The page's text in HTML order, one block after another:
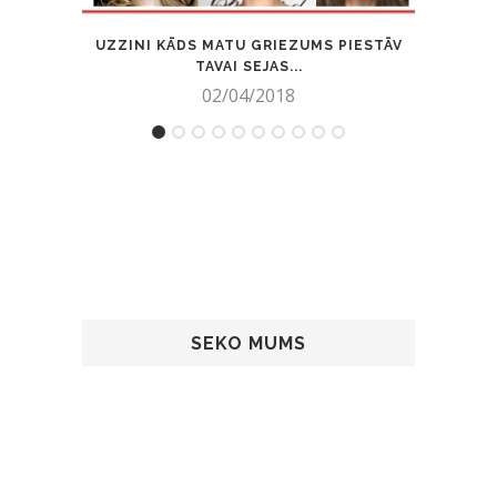
UZZINI KĀDS MATU GRIEZUMS PIESTĀV
TAVAI SEJAS...
02/04/2018
SEKO MUMS